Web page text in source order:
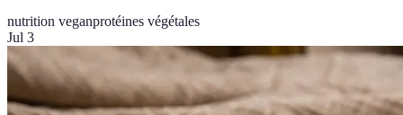
nutrition veganprotéines végétales
Jul 3